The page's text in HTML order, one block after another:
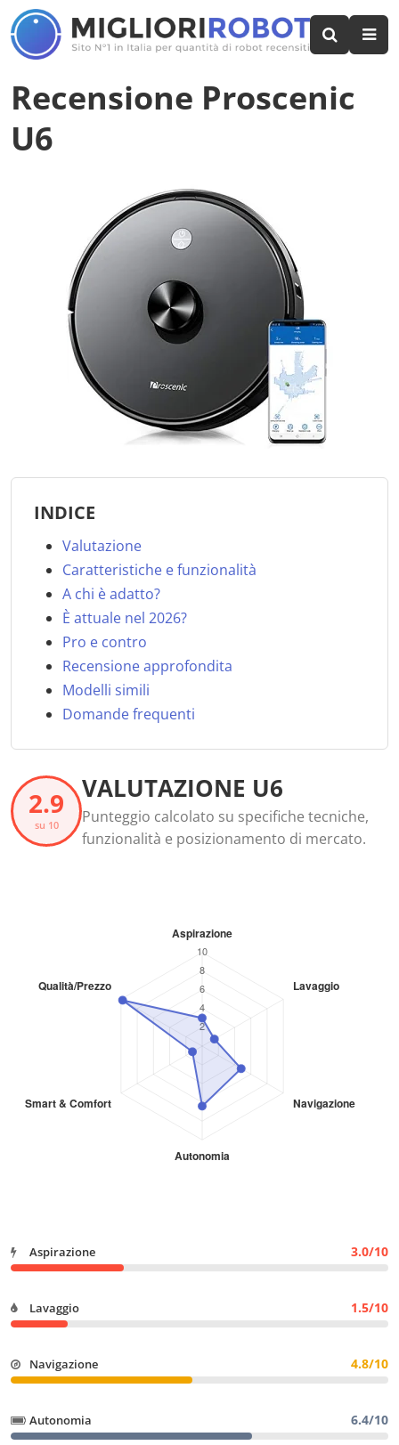
Recensione Proscenic
U6
INDICE
Valutazione
Caratteristiche e funzionalità
A chi è adatto?
È attuale nel 2026?
Pro e contro
Recensione approfondita
Modelli simili
Domande frequenti
2.9
su 10
VALUTAZIONE U6
Punteggio calcolato su specifiche tecniche,
funzionalità e posizionamento di mercato.
Aspirazione 3.0/10
Lavaggio 1.5/10
Navigazione 4.8/10
Autonomia 6.4/10